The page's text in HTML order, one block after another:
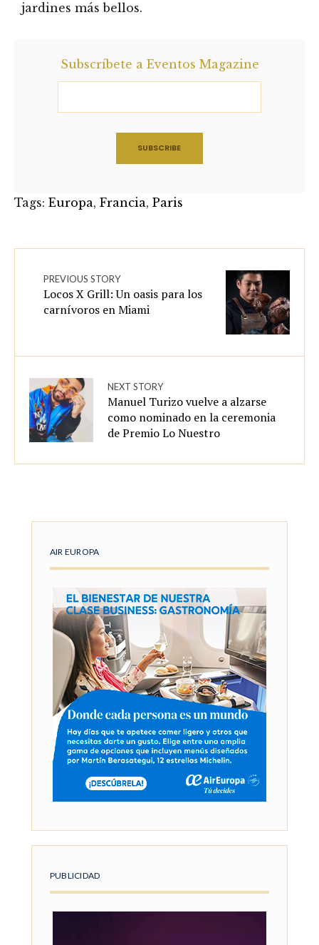
jardines más bellos.
Subscríbete a Eventos Magazine
Tags: Europa, Francia, Paris
PREVIOUS STORY
Locos X Grill: Un oasis para los
carnívoros en Miami
NEXT STORY
Manuel Turizo vuelve a alzarse
como nominado en la ceremonia
de Premio Lo Nuestro
AIR EUROPA
PUBLICIDAD